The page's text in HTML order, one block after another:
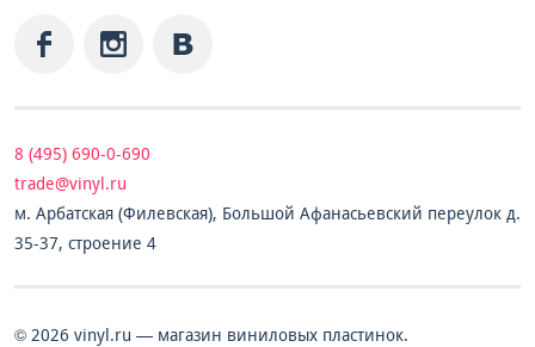
8 (495) 690-0-690
trade@vinyl.ru
м. Арбатская (Филевская), Большой Афанасьевский переулок д.
35-37, строение 4
© 2026 vinyl.ru — магазин виниловых пластинок.